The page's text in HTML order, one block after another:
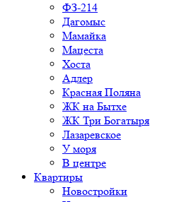
ФЗ-214
Дагомыс
Мамайка
Мацеста
Хоста
Адлер
Красная Поляна
ЖК на Бытхе
ЖК Три Богатыря
Лазаревское
У моря
В центре
Квартиры
Новостройки